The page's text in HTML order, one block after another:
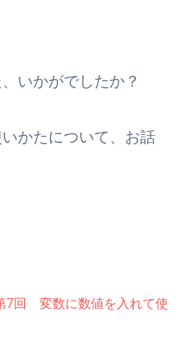
いかがでしたか？
かたについて、お話
7回 変数に数値を入れて使